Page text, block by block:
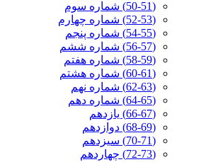
(50-51) شماره سوم
(52-53) شماره چهارم
(54-55) شماره پنجم
(56-57) شماره ششم
(58-59) شماره هفتم
(60-61) شماره هشتم
(62-63) شماره نهم
(64-65) شماره دهم
(66-67) یازدهم
(68-69) دوازدهم
(70-71) سیزدهم
(72-73) چهاردهم